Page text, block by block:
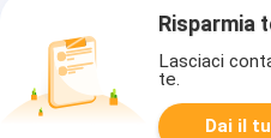
Risparmia
Lasciaci
te.
Dai il